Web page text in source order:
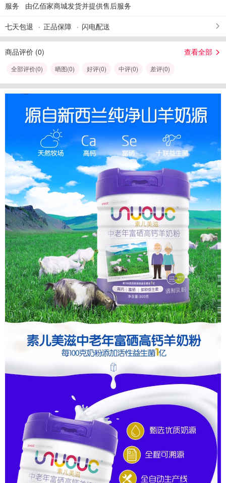
服务 由亿佰家商城发货并提供售后服务
七天包退 正品保障 闪电配送
商品评价 (0) 查看全部
全部评价(0) 晒图(0) 好评(0) 中评(0) 差评(0)